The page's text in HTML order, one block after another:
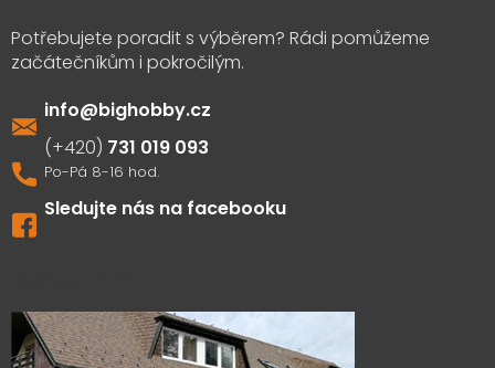
info@bighobby.cz
731 019 093
Sledujte nás na facebooku